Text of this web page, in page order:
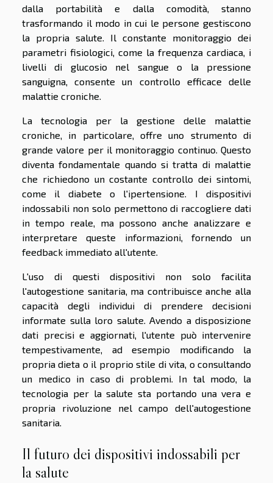
dalla portabilità e dalla comodità, stanno
trasformando il modo in cui le persone gestiscono
la propria salute. Il constante monitoraggio dei
parametri fisiologici, come la frequenza cardiaca, i
livelli di glucosio nel sangue o la pressione
sanguigna, consente un controllo efficace delle
malattie croniche.
La tecnologia per la gestione delle malattie
croniche, in particolare, offre uno strumento di
grande valore per il monitoraggio continuo. Questo
diventa fondamentale quando si tratta di malattie
che richiedono un costante controllo dei sintomi,
come il diabete o l'ipertensione. I dispositivi
indossabili non solo permettono di raccogliere dati
in tempo reale, ma possono anche analizzare e
interpretare queste informazioni, fornendo un
feedback immediato all'utente.
L'uso di questi dispositivi non solo facilita
l'autogestione sanitaria, ma contribuisce anche alla
capacità degli individui di prendere decisioni
informate sulla loro salute. Avendo a disposizione
dati precisi e aggiornati, l'utente può intervenire
tempestivamente, ad esempio modificando la
propria dieta o il proprio stile di vita, o consultando
un medico in caso di problemi. In tal modo, la
tecnologia per la salute sta portando una vera e
propria rivoluzione nel campo dell'autogestione
sanitaria.
Il futuro dei dispositivi indossabili per
la salute